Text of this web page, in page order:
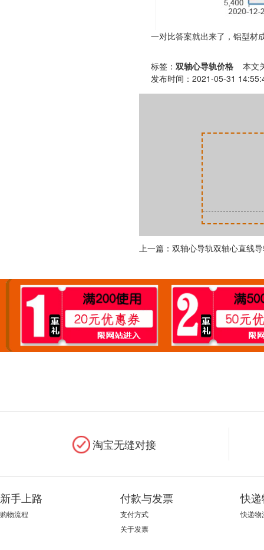
一对比答案就出来了，铝型材
标签： 双轴心导轨价格 本文
发布时间：2021-05-31
上一篇：双轴心导轨双轴心直线
淘宝无缝对接
新手上路
购物流程
付款与发票
支付方式
关于发票
快
快递物